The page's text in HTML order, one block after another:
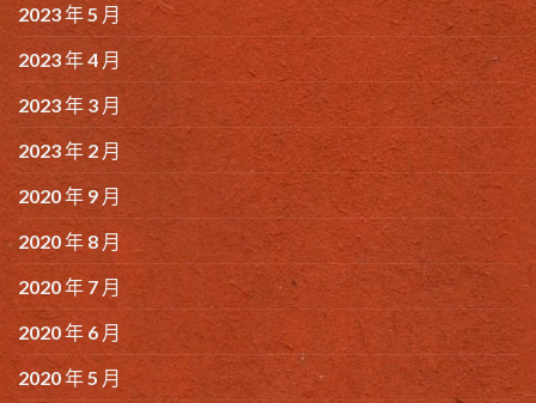
2023 年 5 月
2023 年 4 月
2023 年 3 月
2023 年 2 月
2020 年 9 月
2020 年 8 月
2020 年 7 月
2020 年 6 月
2020 年 5 月